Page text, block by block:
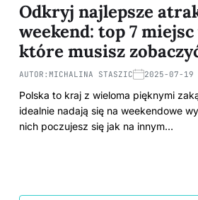
Odkryj najlepsze
weekend: top 7 miejsc
które musisz
AUTOR: MICHALINA STASZIC 2025-07-19
Polska to kraj z wieloma pięknymi
idealnie nadają się na weekendowe
nich poczujesz się jak na innym…